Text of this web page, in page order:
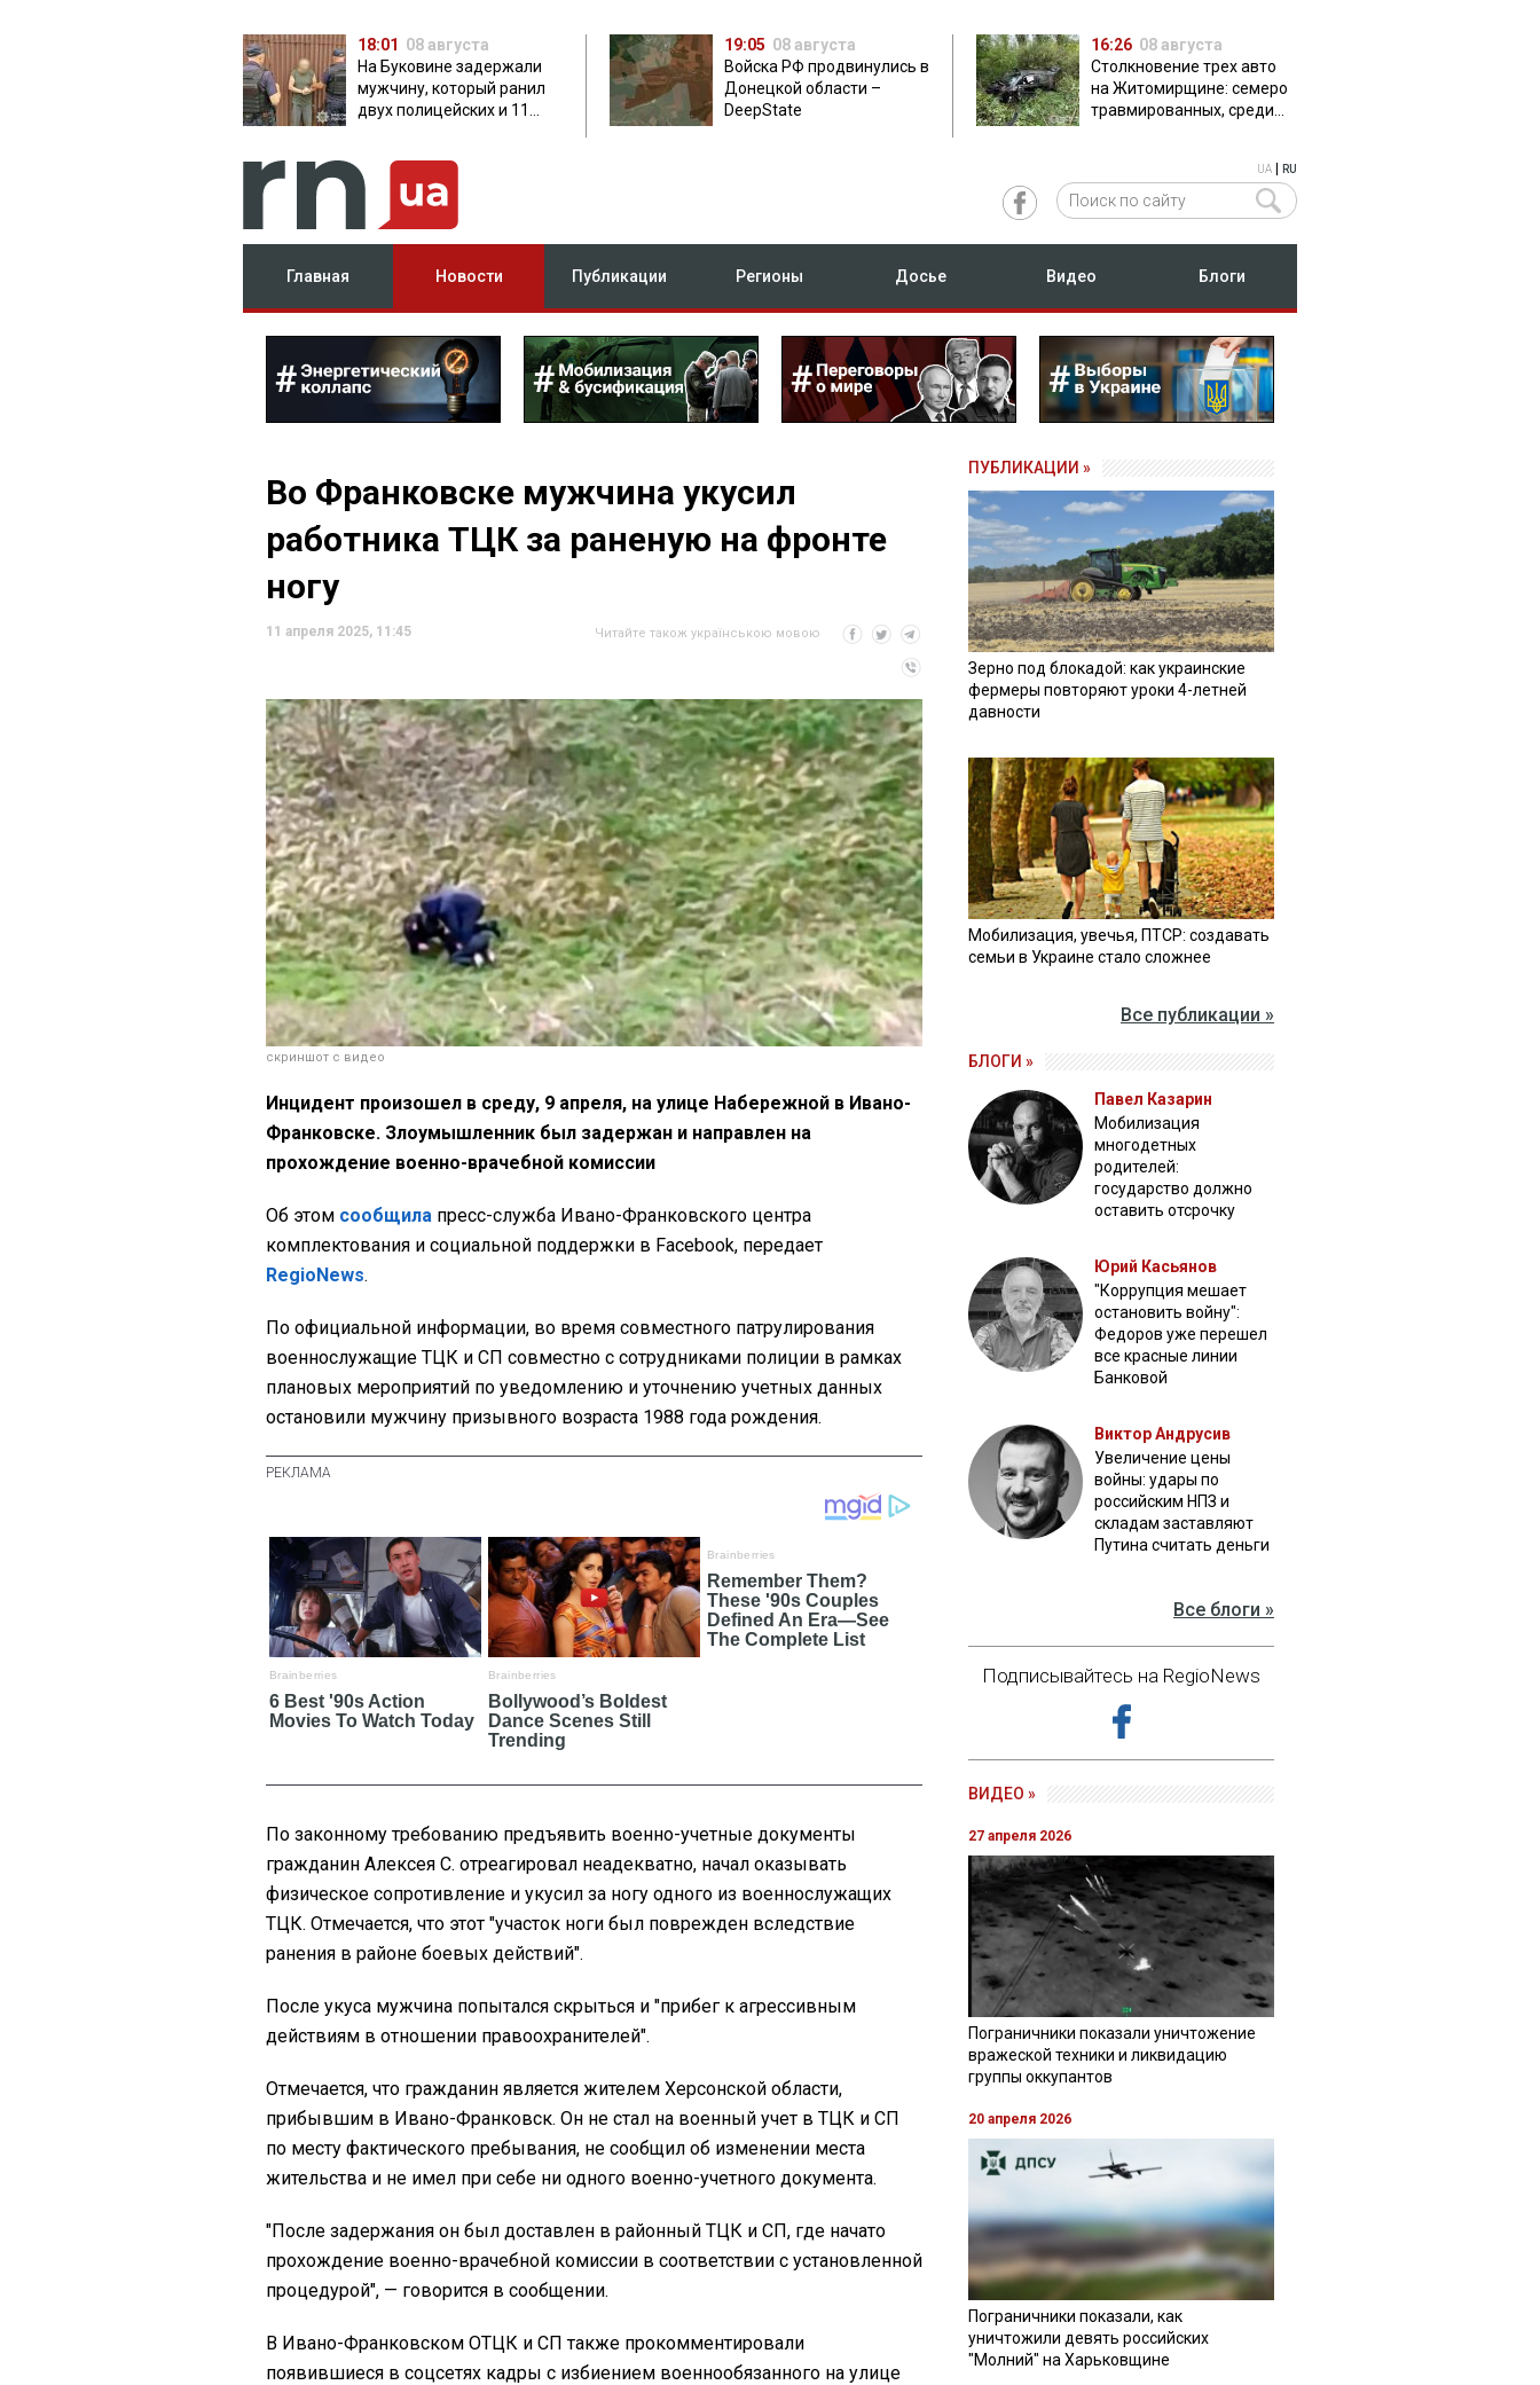
18:01 08 августа
На Буковине задержали
мужчину, который ранил
двух полицейских и 11
19:05 08 августа
Войска РФ продвинулись в
Донецкой области –
DeepState
16:26 08 августа
Столкновение трех авто
на Житомирщине: семеро
травмированных, среди
UA RU
Главная Новости Публикации Регионы Досье Видео Блоги
Во Франковске мужчина укусил
работника ТЦК за раненую на фронте
ногу
11 апреля 2025, 11:45 Читайте також українською мовою
скриншот с видео
Инцидент произошел в среду, 9 апреля, на улице Набережной в Ивано-
Франковске. Злоумышленник был задержан и направлен на
прохождение военно-врачебной комиссии
Об этом сообщила пресс-служба Ивано-Франковского центра
комплектования и социальной поддержки в Facebook, передает
RegioNews.
По официальной информации, во время совместного патрулирования
военнослужащие ТЦК и СП совместно с сотрудниками полиции в рамках
плановых мероприятий по уведомлению и уточнению учетных данных
остановили мужчину призывного возраста 1988 года рождения.
По законному требованию предъявить военно-учетные документы
гражданин Алексея С. отреагировал неадекватно, начал оказывать
физическое сопротивление и укусил за ногу одного из военнослужащих
ТЦК. Отмечается, что этот "участок ноги был поврежден вследствие
ранения в районе боевых действий".
После укуса мужчина попытался скрыться и "прибег к агрессивным
действиям в отношении правоохранителей".
Отмечается, что гражданин является жителем Херсонской области,
прибывшим в Ивано-Франковск. Он не стал на военный учет в ТЦК и СП
по месту фактического пребывания, не сообщил об изменении места
жительства и не имел при себе ни одного военно-учетного документа.
"После задержания он был доставлен в районный ТЦК и СП, где начато
прохождение военно-врачебной комиссии в соответствии с установленной
процедурой", — говорится в сообщении.
В Ивано-Франковском ОТЦК и СП также прокомментировали
появившиеся в соцсетях кадры с избиением военнообязанного на улице
ПУБЛИКАЦИИ »
Зерно под блокадой: как украинские
фермеры повторяют уроки 4-летней
давности
Мобилизация, увечья, ПТСР: создавать
семьи в Украине стало сложнее
Все публикации »
БЛОГИ »
Павел Казарин
Мобилизация
многодетных
родителей:
государство должно
оставить отсрочку
Юрий Касьянов
"Коррупция мешает
остановить войну":
Федоров уже перешел
все красные линии
Банковой
Виктор Андрусив
Увеличение цены
войны: удары по
российским НПЗ и
складам заставляют
Путина считать деньги
Все блоги »
Подписывайтесь на RegioNews
ВИДЕО »
27 апреля 2026
Пограничники показали уничтожение
вражеской техники и ликвидацию
группы оккупантов
20 апреля 2026
Пограничники показали, как
уничтожили девять российских
"Молний" на Харьковщине